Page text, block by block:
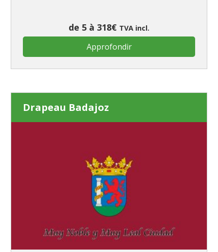
de 5 à 318€ TVA incl.
Approfondir
Drapeau Badajoz